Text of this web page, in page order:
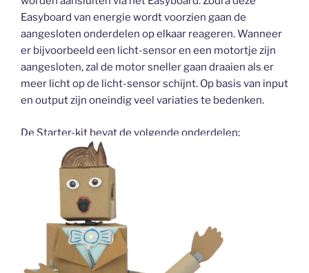
Easyboard van energie wordt voorzien gaan de
aangesloten onderdelen op elkaar reageren. Wanneer
er bijvoorbeeld een licht-sensor en een motortje zijn
aangesloten, zal de motor sneller gaan draaien als er
meer licht op de licht-sensor schijnt. Op basis van input
en output zijn oneindig veel variaties te bedenken.
De Starter-kit bevat de volgende onderdelen: